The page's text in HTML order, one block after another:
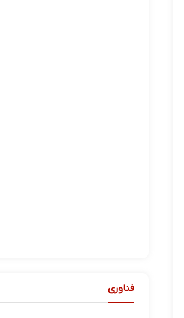
فناوری